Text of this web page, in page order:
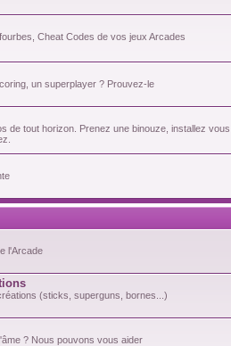
Cheat Codes de vos jeux Arcades
un superplayer ? Prouvez-le
de tout horizon. Prenez une binouze, installez
l'Arcade
(sticks, superguns, bornes...)
? Nous pouvons vous aider